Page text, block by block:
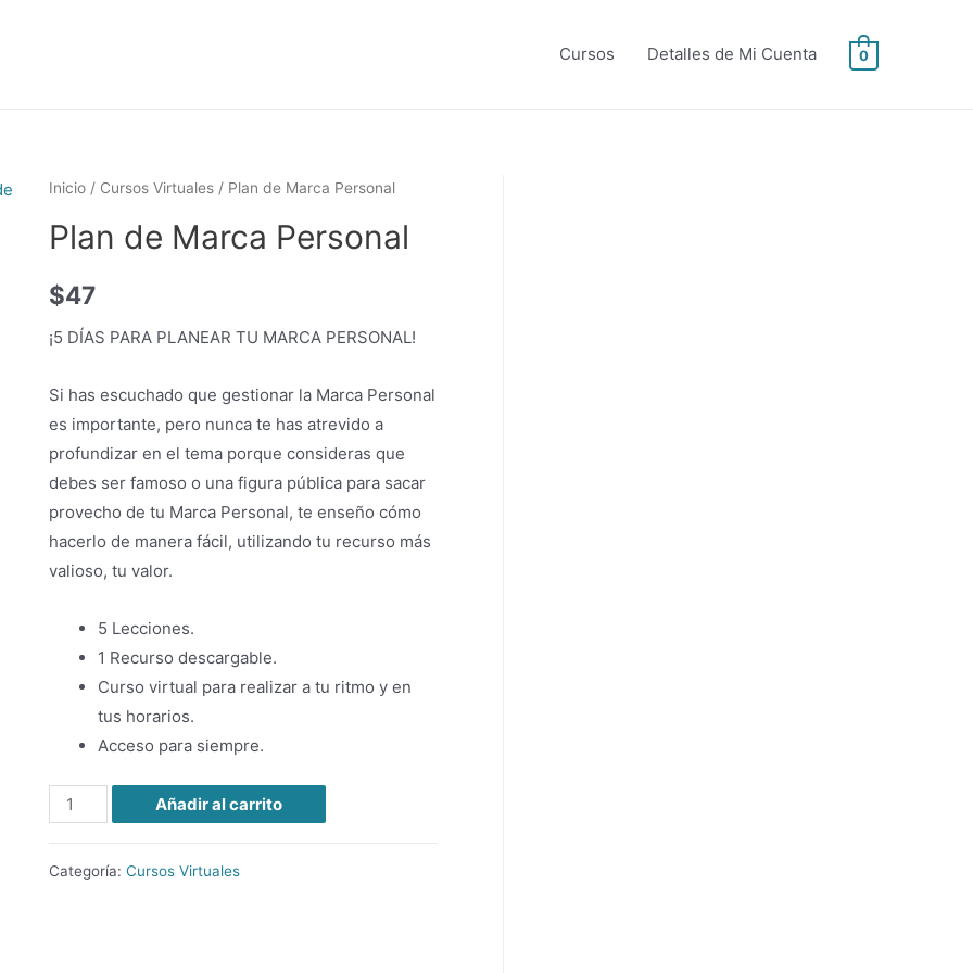
Cursos Detalles de Mi Cuenta 0
Inicio/ Cursos Virtuales/ Plan de Marca Personal
Plan de Marca Personal
$47
¡5 DÍAS PARA PLANEAR TU MARCA PERSONAL!
Si has escuchado que gestionar la Marca Personal
es importante, pero nunca te has atrevido a
profundizar en el tema porque consideras que
debes ser famoso o una figura pública para sacar
provecho de tu Marca Personal, te enseño cómo
hacerlo de manera fácil, utilizando tu recurso más
valioso, tu valor.
5 Lecciones.
1 Recurso descargable.
Curso virtual para realizar a tu ritmo y en
tus horarios.
Acceso para siempre.
Plan
de
Personal
Añadir al carrito
Categoría: Cursos Virtuales